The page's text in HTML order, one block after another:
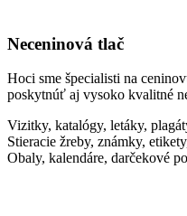
Neceninová tlač
Hoci sme špecialisti na
poskytnúť aj vysoko kvalitné
Vizitky, katalógy, letáky,
Stieracie žreby, známky,
Obaly, kalendáre, darčekové